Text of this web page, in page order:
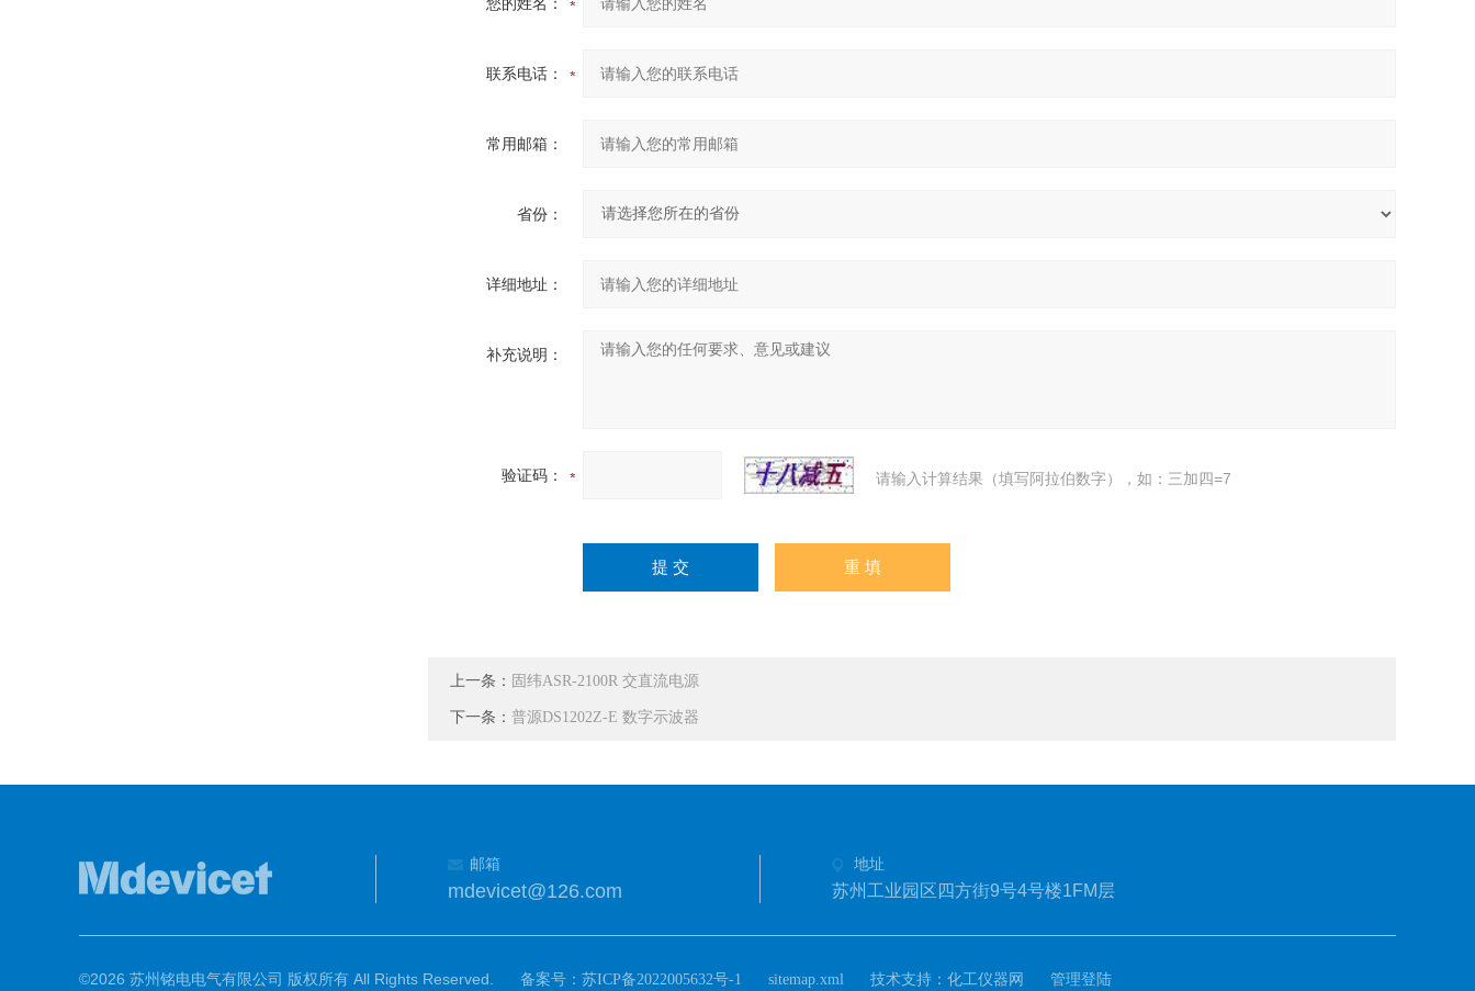
联系电话：
常用邮箱：
省份：
详细地址：
补充说明：
验证码： 请输入计算结果（填写阿拉伯数字），如：三加四=7
上一条： 固纬ASR-2100R 交直流电源
下一条： 普源DS1202Z-E 数字示波器
邮箱
mdevicet@126.com
地址
苏州工业园区四方街9号4号楼1FM层
©2026 苏州铭电电气有限公司 版权所有 All Rights Reserved. 备案号： 苏ICP备2022005632号-1 sitemap.xml 技术支持： 化工仪器网 管理登陆